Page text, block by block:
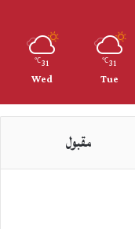
31
℃
Tue
31
℃
Wed
مقبول